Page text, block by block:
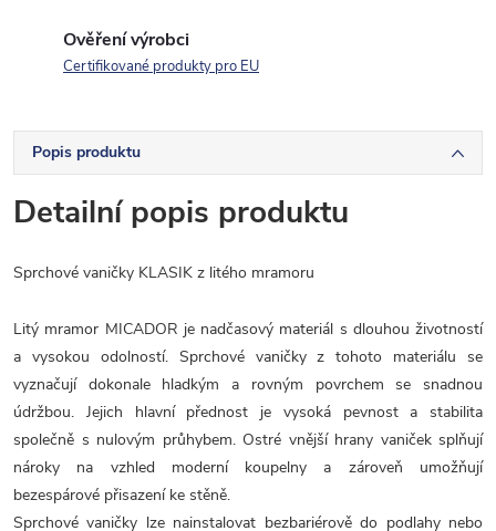
Ověření výrobci
Certifikované produkty pro EU
Popis produktu
Detailní popis produktu
Sprchové vaničky KLASIK z litého mramoru
Litý mramor MICADOR je nadčasový materiál s dlouhou životností
a vysokou odolností. Sprchové vaničky z tohoto materiálu se
vyznačují dokonale hladkým a rovným povrchem se snadnou
údržbou. Jejich hlavní přednost je vysoká pevnost a stabilita
společně s nulovým průhybem. Ostré vnější hrany vaniček splňují
nároky na vzhled moderní koupelny a zároveň umožňují
bezespárové přisazení ke stěně.
Sprchové vaničky lze nainstalovat bezbariérově do podlahy nebo